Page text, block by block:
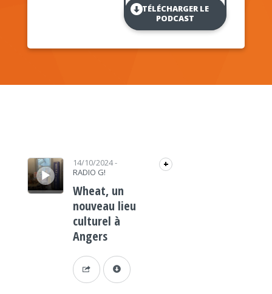
TÉLÉCHARGER LE
PODCAST
Lecteur audio 14/10/2024-
RADIO G!
+
Wheat, un
nouveau lieu
culturel à
Angers